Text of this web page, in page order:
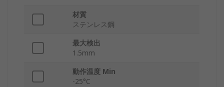
材質
ステンレス鋼
最大検出
1.5mm
動作温度 Min
-25°C